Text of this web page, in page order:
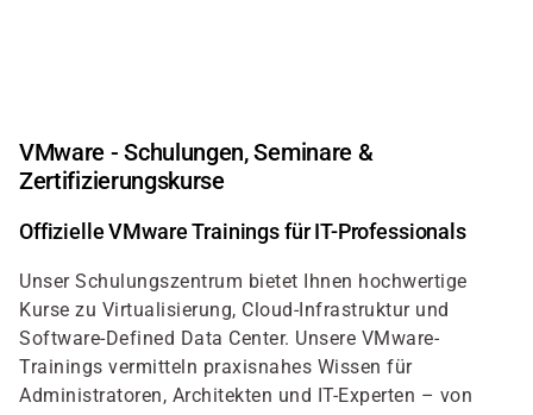
VMware - Schulungen, Seminare &
Zertifizierungskurse
Offizielle VMware Trainings für IT-Professionals
Unser Schulungszentrum bietet Ihnen hochwertige
Kurse zu Virtualisierung, Cloud-Infrastruktur und
Software-Defined Data Center. Unsere VMware-
Trainings vermitteln praxisnahes Wissen für
Administratoren, Architekten und IT-Experten – von